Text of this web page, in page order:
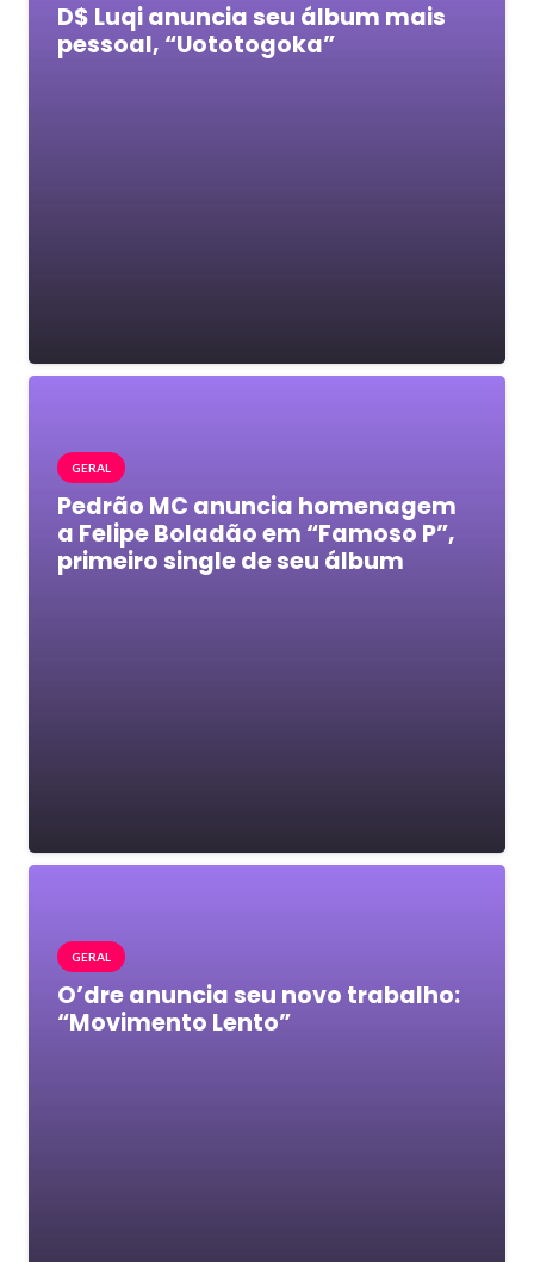
D$ Luqi anuncia seu álbum mais
pessoal, “Uototogoka”
GERAL
Pedrão MC anuncia homenagem
a Felipe Boladão em “Famoso P”,
primeiro single de seu álbum
GERAL
O’dre anuncia seu novo trabalho:
“Movimento Lento”